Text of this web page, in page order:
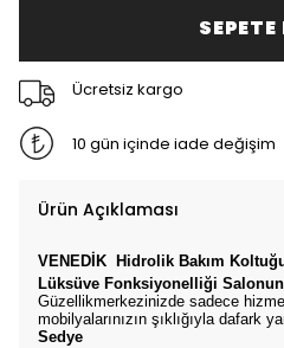
SEPETE
Ücretsiz kargo
10 gün içinde iade değişim
Ürün Açıklaması
VENEDİK Hidrolik Bakım
Lüksüve Fonksiyonelliği
Güzellikmerkezinizde sadece
mobilyalarınızın şıklığıyla dafark
Sedye